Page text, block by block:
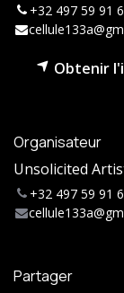
+32 497 59 91
Obtenir
Organisateur
Unsolicited
+32 497 59 91
Partager